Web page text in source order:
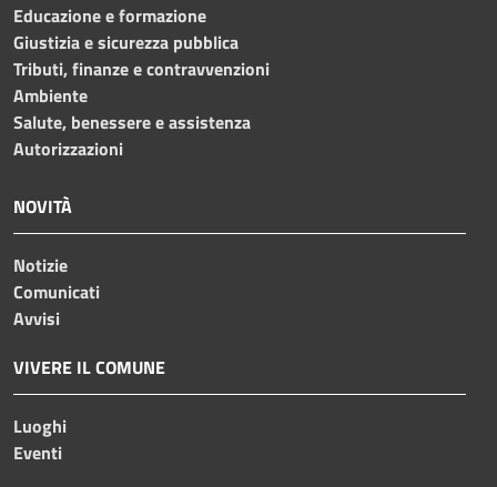
Educazione e formazione
Giustizia e sicurezza pubblica
Tributi, finanze e contravvenzioni
Ambiente
Salute, benessere e assistenza
Autorizzazioni
NOVITÀ
Notizie
Comunicati
Avvisi
VIVERE IL COMUNE
Luoghi
Eventi